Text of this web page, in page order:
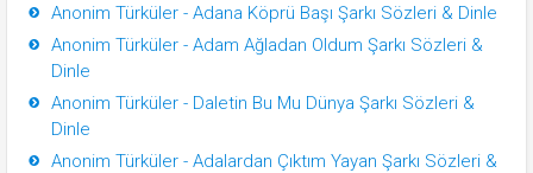
Anonim Türküler - Adana Köprü Başı Şarkı Sözleri & Dinle
Anonim Türküler - Adam Ağladan Oldum Şarkı Sözleri &
Dinle
Anonim Türküler - Daletin Bu Mu Dünya Şarkı Sözleri &
Dinle
Anonim Türküler - Adalardan Çıktım Yayan Şarkı Sözleri &